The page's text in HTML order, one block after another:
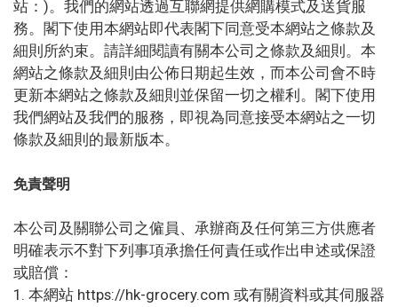
站：)。我們的網站透過互聯網提供網購模式及送貨服
務。閣下使用本網站即代表閣下同意受本網站之條款及
細則所約束。請詳細閱讀有關本公司之條款及細則。本
網站之條款及細則由公佈日期起生效，而本公司會不時
更新本網站之條款及細則並保留一切之權利。閣下使用
我們網站及我們的服務，即視為同意接受本網站之一切
條款及細則的最新版本。
免責聲明
本公司及關聯公司之僱員、承辦商及任何第三方供應者
明確表示不對下列事項承擔任何責任或作出申述或保證
或賠償：
1. 本網站 https://hk-grocery.com 或有關資料或其伺服器